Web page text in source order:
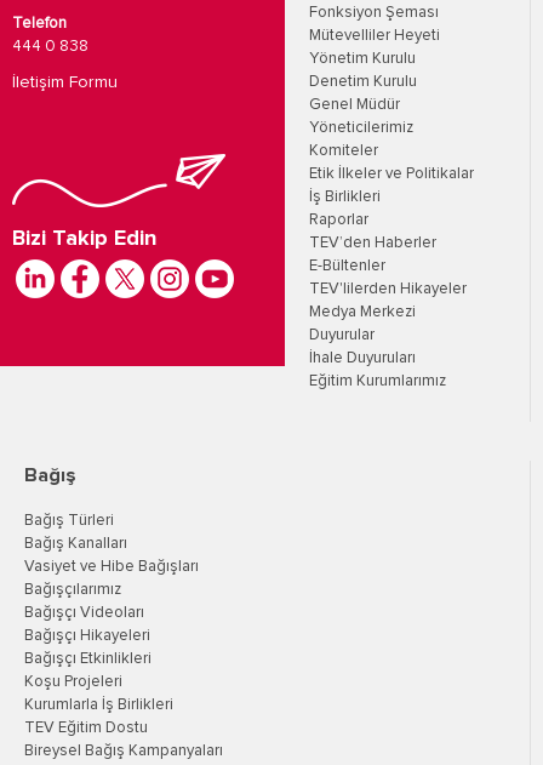
Telefon
444 0 838
İletişim Formu
Bizi Takip Edin
Fonksiyon Şeması
Mütevelliler Heyeti
Yönetim Kurulu
Denetim Kurulu
Genel Müdür
Yöneticilerimiz
Komiteler
Etik İlkeler ve Politikalar
İş Birlikleri
Raporlar
TEV’den Haberler
E-Bültenler
TEV'lilerden Hikayeler
Medya Merkezi
Duyurular
İhale Duyuruları
Eğitim Kurumlarımız
Bağış
Bağış Türleri
Bağış Kanalları
Vasiyet ve Hibe Bağışları
Bağışçılarımız
Bağışçı Videoları
Bağışçı Hikayeleri
Bağışçı Etkinlikleri
Koşu Projeleri
Kurumlarla İş Birlikleri
TEV Eğitim Dostu
Bireysel Bağış Kampanyaları